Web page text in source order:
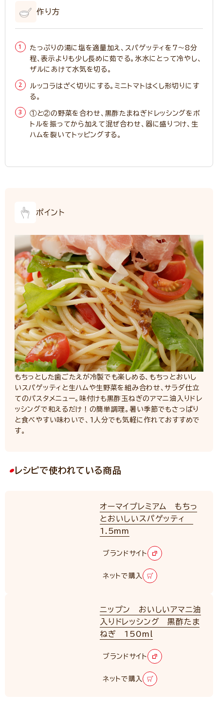
作り方
たっぷりの湯に塩を適量加え、スパゲッティを7～8分
程、表示よりも少し長めに茹でる。氷水にとって冷やし、
ザルにあけて水気を切る。
ルッコラはざく切りにする。ミニトマトはくし形切りにす
る。
①と②の野菜を合わせ、黒酢たまねぎドレッシングをボ
トルを振ってから加えて混ぜ合わせ、器に盛りつけ、生
ハムを裂いてトッピングする。
ポイント
もちっとした歯ごたえが冷製でも楽しめる、もちっとおいし
いスパゲッティと生ハムや生野菜を組み合わせ、サラダ仕立
てのパスタメニュー。味付けも黒酢玉ねぎのアマニ油入りドレ
ッシングで和えるだけ！の簡単調理。暑い季節でもさっぱり
と食べやすい味わいで、1人分でも気軽に作れておすすめで
す。
レシピで使われている商品
オーマイプレミアム もちっ
とおいしいスパゲッティ
1.5mm
ブランドサイト
ネットで購入
ニップン おいしいアマニ油
入りドレッシング 黒酢たま
ねぎ 150ml
ブランドサイト
ネットで購入